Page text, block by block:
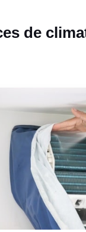
de